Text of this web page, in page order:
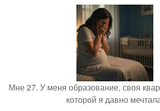
Мне 27. У меня образование, своя
которой я давно